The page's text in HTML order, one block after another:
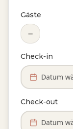
Gäste
−
Check-in
Datum
Check-out
Datum